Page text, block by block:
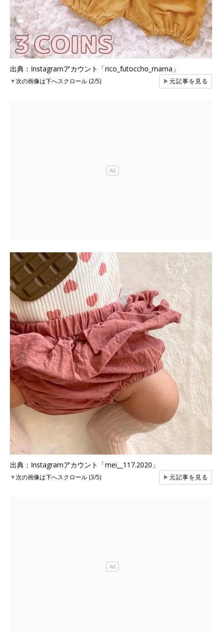
出典：Instagramアカウント「rico_futoccho_mama」
▼次の画像は下へスクロール (2/5) ▶元記事を見る
出典：Instagramアカウント「mei__117.2020」
▼次の画像は下へスクロール (3/5) ▶元記事を見る